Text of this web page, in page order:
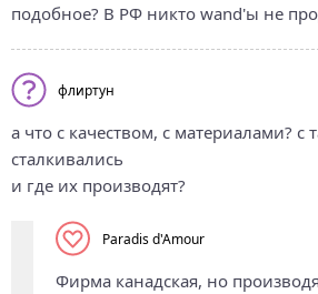
подобное? В РФ никто wand'ы не
флиртун
а что с качеством, с материалами?
сталкивались
и где их производят?
Paradis d'Amour
Фирма канадская, но